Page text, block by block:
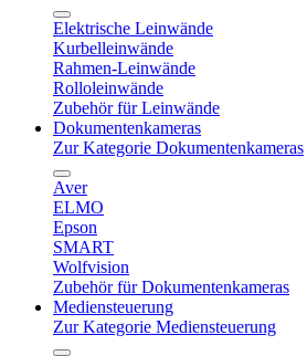
Elektrische Leinwände
Kurbelleinwände
Rahmen-Leinwände
Rolloleinwände
Zubehör für Leinwände
Dokumentenkameras
Zur Kategorie Dokumentenkameras
Aver
ELMO
Epson
SMART
Wolfvision
Zubehör für Dokumentenkameras
Mediensteuerung
Zur Kategorie Mediensteuerung